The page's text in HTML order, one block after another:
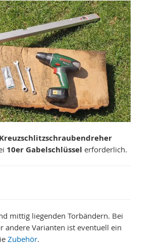
Kreuzschlitzschraubendreher
10er Gabelschlüssel erforderlich.
mittig liegenden Torbändern. Bei
andere Varianten ist eventuell ein
Zubehör.